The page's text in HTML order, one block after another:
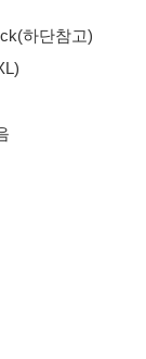
하단참고)